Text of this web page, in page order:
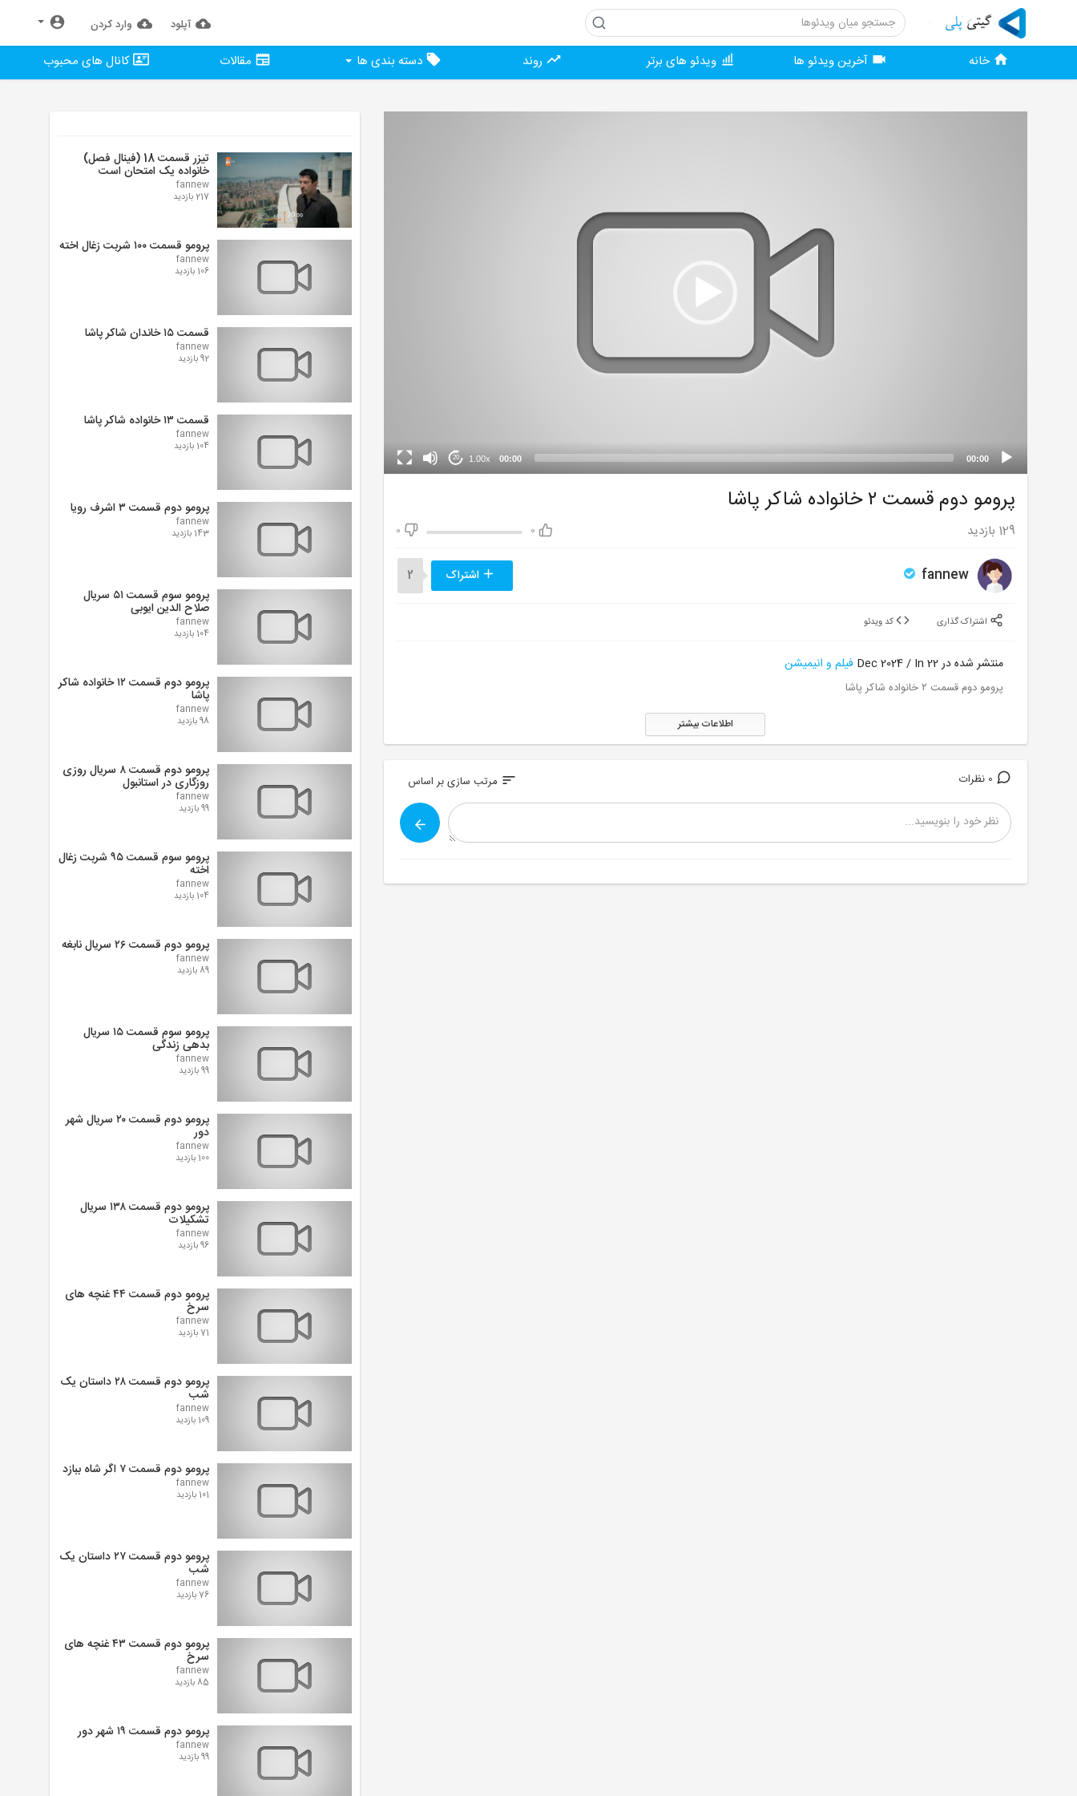
آپلود وارد كردن
خانه آخرین ویدئو ها ویدئو های برتر روند دسته بندی ها مقالات کانال های محبوب
00:00
00:00
1.00x
20
تیزر قسمت 18 (فینال فصل)
خانواده یک امتحان است
fannew
217 بازدید
پرومو قسمت ۱۰۰ شربت زغال اخته
fannew
106 بازدید
قسمت ۱۵ خاندان شاکر پاشا
fannew
92 بازدید
قسمت ۱۳ خانواده شاکر پاشا
fannew
104 بازدید
پرومو دوم قسمت ۳ اشرف رویا
fannew
143 بازدید
پرومو سوم قسمت ۵۱ سریال
صلاح الدین ایوبی
fannew
104 بازدید
پرومو دوم قسمت ۱۲ خانواده شاکر
پاشا
fannew
98 بازدید
پرومو دوم قسمت ۸ سریال روزی
روزگاری در استانبول
fannew
99 بازدید
پرومو سوم قسمت ۹۵ شربت زغال
اخته
fannew
104 بازدید
پرومو دوم قسمت ۲۶ سریال نابغه
fannew
89 بازدید
پرومو سوم قسمت ۱۵ سریال
بدهی زندگی
fannew
99 بازدید
پرومو دوم قسمت ۲۰ سریال شهر
دور
fannew
100 بازدید
پرومو دوم قسمت ۱۳۸ سریال
تشکیلات
fannew
96 بازدید
پرومو دوم قسمت ۴۴ غنچه های
سرخ
fannew
71 بازدید
پرومو دوم قسمت ۲۸ داستان یک
شب
fannew
109 بازدید
پرومو دوم قسمت ۷ اگر شاه ببازد
fannew
101 بازدید
پرومو دوم قسمت ۲۷ داستان یک
شب
fannew
76 بازدید
پرومو دوم قسمت ۴۳ غنچه های
سرخ
fannew
85 بازدید
پرومو دوم قسمت ۱۹ شهر دور
fannew
99 بازدید
پرومو دوم قسمت ۲ خانواده شاکر پاشا
0
0 129 بازدید
fannew اشتراک 2
منتشر شده در 22 Dec 2024 / In فیلم و انیمیشن
پرومو دوم قسمت ۲ خانواده شاکر پاشا
اطلاعات بیشتر
sort مرتب سازی بر اساس